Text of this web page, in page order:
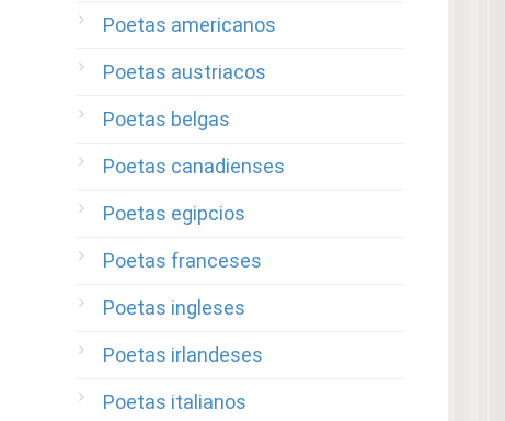
Poetas americanos
Poetas austriacos
Poetas belgas
Poetas canadienses
Poetas egipcios
Poetas franceses
Poetas ingleses
Poetas irlandeses
Poetas italianos